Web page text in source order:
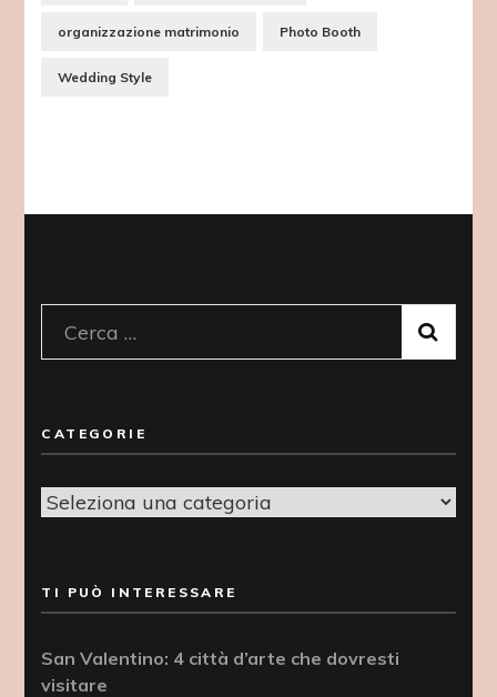
organizzazione matrimonio Photo Booth
Wedding Style
Ricerca
per:
CATEGORIE
Categorie
TI PUÒ INTERESSARE
San Valentino: 4 città d’arte che dovresti
visitare